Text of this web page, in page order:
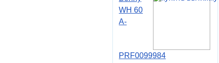
WH 60
A-
PRF0099984